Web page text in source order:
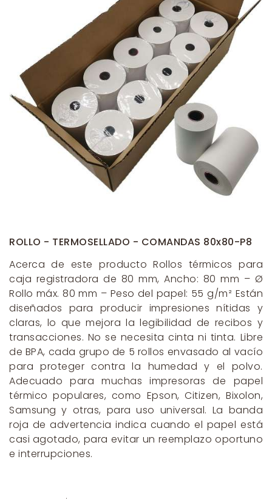
ROLLO - TERMOSELLADO - COMANDAS 80x80-P8
Acerca de este producto Rollos térmicos para
caja registradora de 80 mm, Ancho: 80 mm – Ø
Rollo máx. 80 mm – Peso del papel: 55 g/m² Están
diseñados para producir impresiones nítidas y
claras, lo que mejora la legibilidad de recibos y
transacciones. No se necesita cinta ni tinta. Libre
de BPA, cada grupo de 5 rollos envasado al vacío
para proteger contra la humedad y el polvo.
Adecuado para muchas impresoras de papel
térmico populares, como Epson, Citizen, Bixolon,
Samsung y otras, para uso universal. La banda
roja de advertencia indica cuando el papel está
casi agotado, para evitar un reemplazo oportuno
e interrupciones.